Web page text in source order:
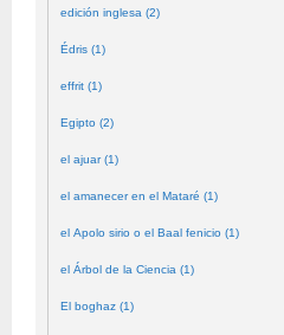
edición inglesa (2)
Édris (1)
effrit (1)
Egipto (2)
el ajuar (1)
el amanecer en el Mataré (1)
el Apolo sirio o el Baal fenicio (1)
el Árbol de la Ciencia (1)
El boghaz (1)